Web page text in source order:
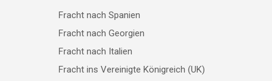
Fracht nach Spanien
Fracht nach Georgien
Fracht nach Italien
Fracht ins Vereinigte Königreich (UK)